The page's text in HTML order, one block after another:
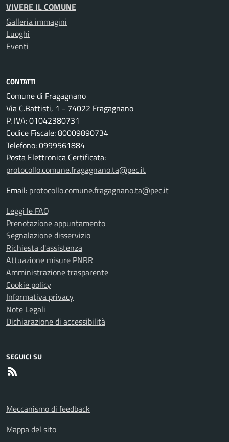
VIVERE IL COMUNE
Galleria immagini
Luoghi
Eventi
CONTATTI
Comune di Fragagnano
Via C.Battisti, 1 - 74022 Fragagnano
P. IVA: 01042380731
Codice Fiscale: 80009890734
Telefono: 0999561884
Posta Elettronica Certificata:
protocollo.comune.fragagnano.ta@pec.it
Email: protocollo.comune.fragagnano.ta@pec.it
Leggi le FAQ
Prenotazione appuntamento
Segnalazione disservizio
Richiesta d'assistenza
Attuazione misure PNRR
Amministrazione trasparente
Cookie policy
Informativa privacy
Note Legali
Dichiarazione di accessibilità
SEGUICI SU
Meccanismo di feedback
Mappa del sito